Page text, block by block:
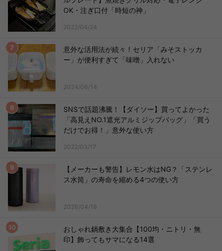
OK・注ぎ口付「時短の神」
2022/04/24
意外な活用法が続々！セリア「みそストッカ
ー」が便利すぎて「味噌」入れない
2024/06/14
SNSで話題沸騰！【ダイソー】買ってよかった
「高見えNO.1遮光アルミジップバッグ」「買う
だけでお得！」意外な使い方
2022/03/17
【メーカーも警告】レモン水はNG？「ステンレ
ス水筒」の寿命を縮める4つの使い方
2026/04/19
おしゃれ鍋敷き大集合【100均・ニトリ・無
印】飾ってもサマになる14選